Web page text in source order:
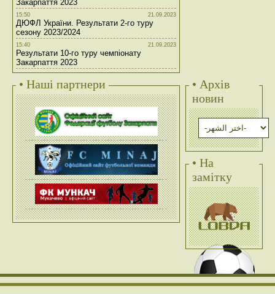
Закарпаття 2023
15:50 21.09.2023
ДЮФЛ України. Результати 2-го туру
сезону 2023/2024
15:40 21.09.2023
Результати 10-го туру чемпіонату
Закарпаття 2023
• Наші партнери
• Архів
новин
• На
замітку